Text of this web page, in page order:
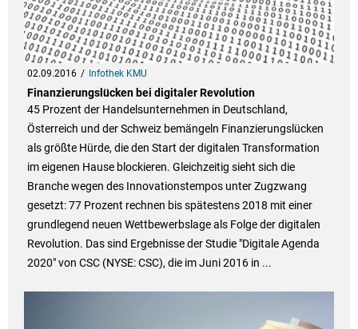
02.09.2016 Infothek KMU
Finanzierungslücken bei digitaler Revolution
45 Prozent der Handelsunternehmen in Deutschland,
Österreich und der Schweiz bemängeln Finanzierungslücken
als größte Hürde, die den Start der digitalen Transformation
im eigenen Hause blockieren. Gleichzeitig sieht sich die
Branche wegen des Innovationstempos unter Zugzwang
gesetzt: 77 Prozent rechnen bis spätestens 2018 mit einer
grundlegend neuen Wettbewerbslage als Folge der digitalen
Revolution. Das sind Ergebnisse der Studie "Digitale Agenda
2020" von CSC (NYSE: CSC), die im Juni 2016 in ...